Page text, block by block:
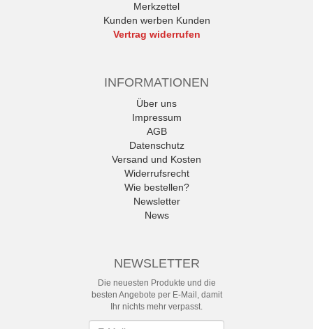
Merkzettel
Kunden werben Kunden
Vertrag widerrufen
INFORMATIONEN
Über uns
Impressum
AGB
Datenschutz
Versand und Kosten
Widerrufsrecht
Wie bestellen?
Newsletter
News
NEWSLETTER
Die neuesten Produkte und die
besten Angebote per E-Mail, damit
Ihr nichts mehr verpasst.